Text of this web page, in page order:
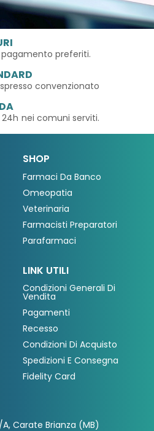
preferiti.
convenzionato
nei comuni serviti.
SHOP
Farmaci Da Banco
Omeopatia
Veterinaria
Farmacisti Preparatori
Parafarmaci
LINK UTILI
Condizioni Generali Di
Vendita
Pagamenti
Recesso
Condizioni Di Acquisto
Spedizioni E Consegna
Fidelity Card
Carate Brianza (MB)